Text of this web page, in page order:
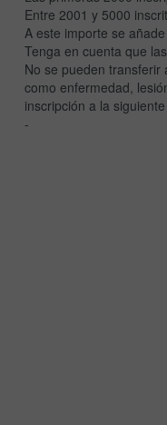
Entre 2001 y 5000
A este importe se
Tenga en cuenta que
No se pueden transferir
como enfermedad,
inscripción a la
-